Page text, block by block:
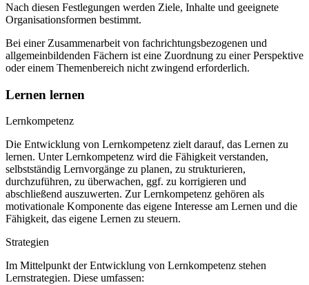
Nach diesen Festlegungen werden Ziele, Inhalte und geeignete
Organisationsformen bestimmt.
Bei einer Zusammenarbeit von fachrichtungsbezogenen und
allgemeinbildenden Fächern ist eine Zuordnung zu einer Perspektive
oder einem Themenbereich nicht zwingend erforderlich.
Lernen lernen
Lernkompetenz
Die Entwicklung von Lernkompetenz zielt darauf, das Lernen zu
lernen. Unter Lernkompetenz wird die Fähigkeit verstanden,
selbstständig Lernvorgänge zu planen, zu strukturieren,
durchzuführen, zu überwachen, ggf. zu korrigieren und
abschließend auszuwerten. Zur Lernkompetenz gehören als
motivationale Komponente das eigene Interesse am Lernen und die
Fähigkeit, das eigene Lernen zu steuern.
Strategien
Im Mittelpunkt der Entwicklung von Lernkompetenz stehen
Lernstrategien. Diese umfassen: